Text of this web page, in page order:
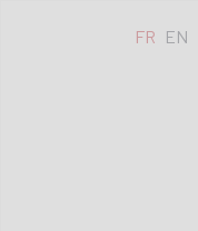
FR EN